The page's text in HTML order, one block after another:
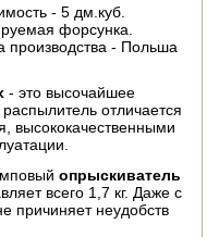
- 5 дм.куб.
форсунка.
производства - Польша
- это высочайшее
отличается
высококачественными
опрыскиватель
всего 1,7 кг. Даже с
причиняет неудобств